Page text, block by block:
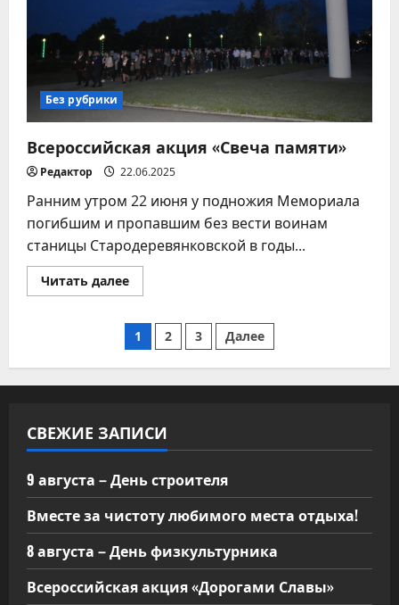
Без рубрики
Всероссийская акция «Свеча памяти»
Редактор 22.06.2025
Ранним утром 22 июня у подножия Мемориала
погибшим и пропавшим без вести воинам
станицы Стародеревянковской в годы...
Читать далееПрочитать
больше
акция
«Свеча
памяти»
Пагинация
записей
1 2 3 Далее
СВЕЖИЕ ЗАПИСИ
9 августа – День строителя
Вместе за чистоту любимого места отдыха!
8 августа – День физкультурника
Всероссийская акция «Дорогами Славы»